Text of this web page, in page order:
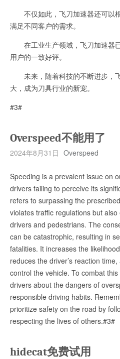
不仅如此，飞刀加速器还可以根
满足不同客户的需求。
在工业生产领域，飞刀加速器
用户的一致好评。
未来，随着科技的不断进步，
大，成为刀具行业的新宠。
#3#
Overspeed不能用了
2024年8月31日 Overspeed
Speeding is a prevalent issue on
drivers failing to perceive its
refers to surpassing the
violates traffic regulations but
drivers and pedestrians. The
can be catastrophic, resulting in
fatalities. It increases the
reduces the driver’s reaction
control the vehicle. To combat
drivers about the dangers of
responsible driving habits.
prioritize safety on the road by
respecting the lives of others.#3#
hidecat免费试用